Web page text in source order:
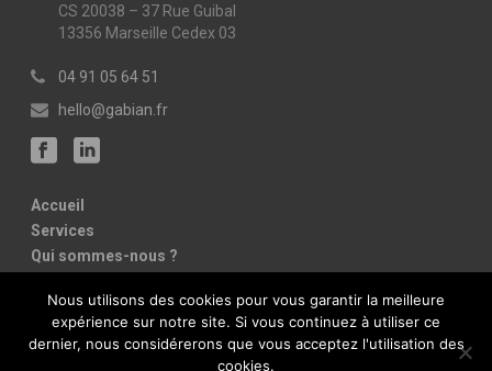
CS 20038 – 37 Rue Guibal
13356 Marseille Cedex 03
04 91 05 64 51
hello@gabian.fr
Accueil
Services
Qui sommes-nous ?
Contact
Mentions légales
Nous utilisons des cookies pour vous garantir la meilleure
expérience sur notre site. Si vous continuez à utiliser ce
dernier, nous considérerons que vous acceptez l'utilisation des
cookies.